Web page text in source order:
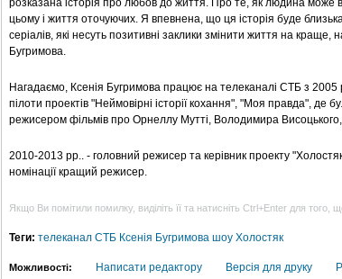
розказана історія про любов до життя. Про те, як людина може
цьому і життя оточуючих. Я впевнена, що ця історія буде
серіалів, які несуть позитивні заклики змінити життя на краще,
Бугримова.
Нагадаємо, Ксенія Бугримова працює на телеканалі СТБ з 2005
пілоти проектів "Неймовірні історії кохання", "Моя правда", де
режисером фільмів про Орнеллу Мутті, Володимира
2010-2013 рр.. - головний режисер та керівник проекту
номінації кращий режисер.
Якщо Ви помітили помилку, виділіть її та натисніть Ctrl+Enter для того,
Теги: телеканал СТБ Ксенія Бугримова шоу Холостяк
Можливості: Написати редактору Версія для друку